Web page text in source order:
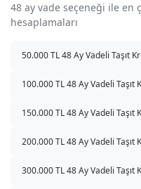
48 ay vade seçeneği ile en
hesaplamaları
50.000 TL 48 Ay Vadeli Taşıt
100.000 TL 48 Ay Vadeli Taşıt
150.000 TL 48 Ay Vadeli Taşıt
200.000 TL 48 Ay Vadeli Taşıt
300.000 TL 48 Ay Vadeli Taşıt